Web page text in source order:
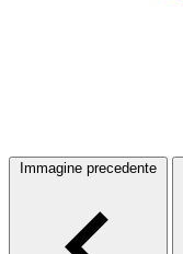
Immagine precedente